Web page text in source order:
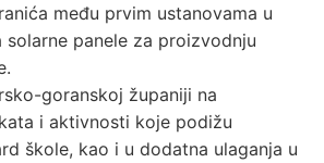
među prvim ustanovama u
solarne panele za proizvodnju
goranskoj županiji na
i aktivnosti koje podižu
škole, kao i u dodatna ulaganja u